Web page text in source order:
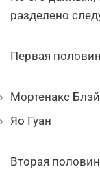
разделено
Первая
Мортенакс
Яо Гуан
Вторая